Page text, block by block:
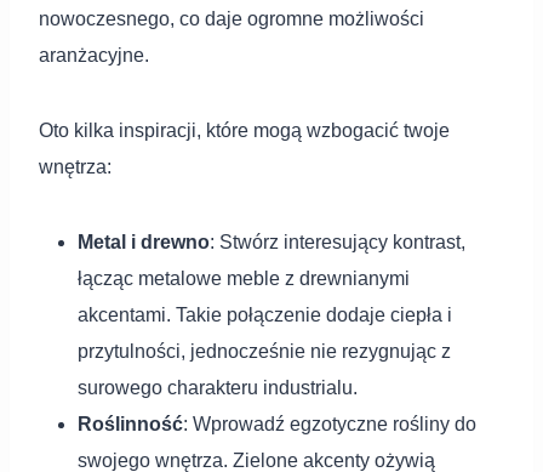
nowoczesnego, co daje ogromne możliwości
aranżacyjne.
Oto kilka inspiracji, które mogą wzbogacić twoje
wnętrza:
Metal i drewno: Stwórz interesujący kontrast,
łącząc metalowe meble z drewnianymi
akcentami. Takie połączenie dodaje ciepła i
przytulności, jednocześnie nie rezygnując z
surowego charakteru industrialu.
Roślinność: Wprowadź egzotyczne rośliny do
swojego wnętrza. Zielone akcenty ożywią